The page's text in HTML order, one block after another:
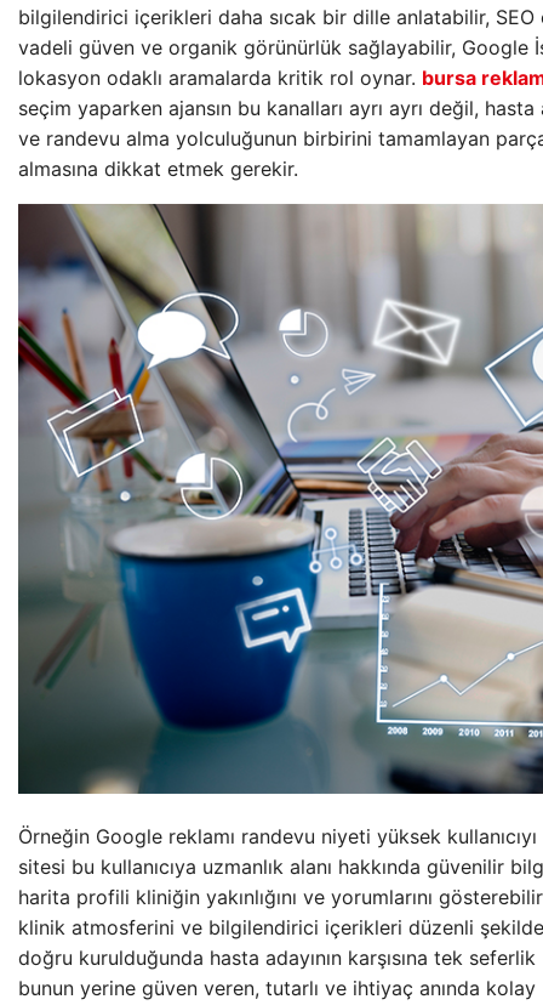
bilgilendirici içerikleri daha sıcak bir dille anlatabilir, SEO
vadeli güven ve organik görünürlük sağlayabilir, Google
lokasyon odaklı aramalarda kritik rol oynar. bursa
seçim yaparken ajansın bu kanalları ayrı ayrı değil, hasta
ve randevu alma yolculuğunun birbirini tamamlayan
almasına dikkat etmek gerekir.
Örneğin Google reklamı randevu niyeti yüksek
sitesi bu kullanıcıya uzmanlık alanı hakkında güvenilir
harita profili kliniğin yakınlığını ve yorumlarını
klinik atmosferini ve bilgilendirici içerikleri düzenli şekilde
doğru kurulduğunda hasta adayının karşısına tek
bunun yerine güven veren, tutarlı ve ihtiyaç anında